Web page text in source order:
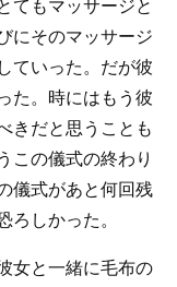
てもマッサージと
にそのマッサージ
ていった。だが彼
た。時にはもう彼
きだと思うことも
この儀式の終わり
儀式があと何回残
ろしかった。
女と一緒に毛布の